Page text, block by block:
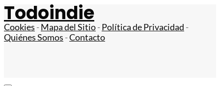
Todoindie
Cookies -Mapa del Sitio-Política de Privacidad -
Quiénes Somos -Contacto